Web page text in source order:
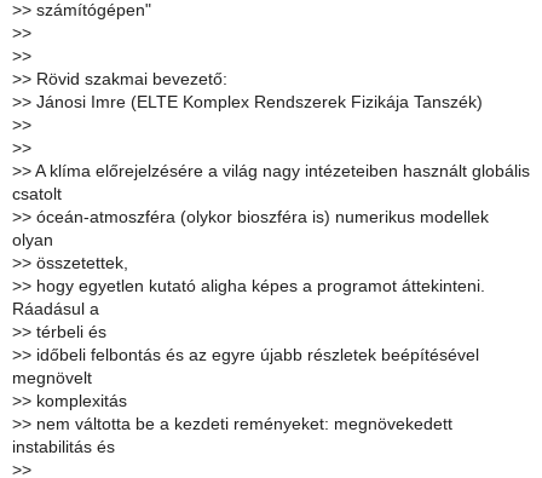
>> számítógépen"
>>
>>
>> Rövid szakmai bevezető:
>> Jánosi Imre (ELTE Komplex Rendszerek Fizikája Tanszék)
>>
>>
>> A klíma előrejelzésére a világ nagy intézeteiben használt globális
csatolt
>> óceán-atmoszféra (olykor bioszféra is) numerikus modellek
olyan
>> összetettek,
>> hogy egyetlen kutató aligha képes a programot áttekinteni.
Ráadásul a
>> térbeli és
>> időbeli felbontás és az egyre újabb részletek beépítésével
megnövelt
>> komplexitás
>> nem váltotta be a kezdeti reményeket: megnövekedett
instabilitás és
>>